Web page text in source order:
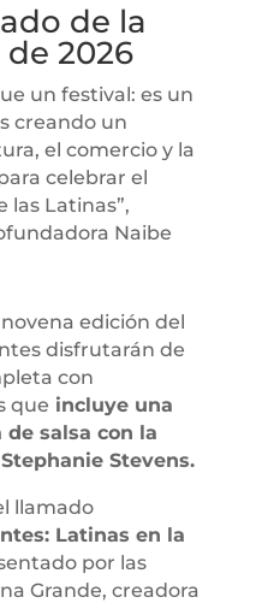
de la
2026
un festival: es un
creando un
el comercio y la
celebrar el
las Latinas”,
Naibe
edición del
disfrutarán de
con
que incluye una
salsa con la
Stevens.
llamado
Latinas en la
por las
Grande, creadora